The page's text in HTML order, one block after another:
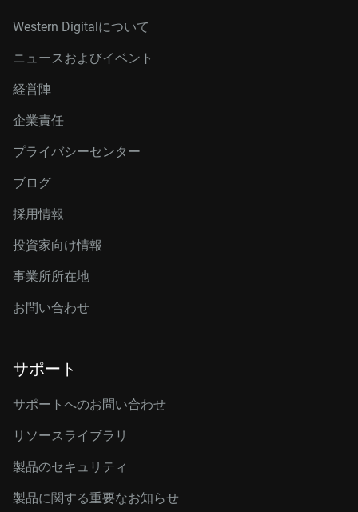
Western Digitalについて
ニュースおよびイベント
経営陣
企業責任
プライバシーセンター
ブログ
採用情報
投資家向け情報
事業所所在地
お問い合わせ
サポート
サポートへのお問い合わせ
リソースライブラリ
製品のセキュリティ
製品に関する重要なお知らせ